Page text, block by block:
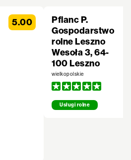
5.00
Pflanc P.
Gospodarstwo
rolne Leszno
Wesoła 3, 64-
100 Leszno
wielkopolskie
Usługi rolne